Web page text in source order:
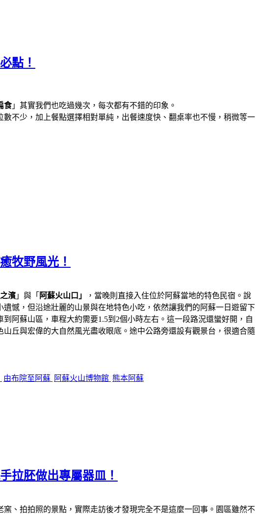
點！
食」其實我們也吃過幾次，每次都有不錯的印象。
不少，加上餐點選擇相對單純，出餐速度快、翻桌率也不慢，稍微等一
牧野風光！
濱 」與「 阿蘇火山口」
，當晚則直接入住位於阿蘇當地的特色民宿。說
憾，但沿途壯麗的山景與在地特色小吃，依然讓我們的阿蘇一日遊留下
到阿蘇山區，車程大約需要1.5到2個小時左右。這一段路況還蠻好開，自
丘與宏偉的大自然風光盡收眼底。途中公路旁還設有觀景台，很適合隨
由布院至阿蘇 阿蘇火山博物館 熊本阿蘇
拉胚做出專屬器皿！
窯、拍拍照的景點，實際走訪後才發現完全不是這麼一回事。園區雖然不